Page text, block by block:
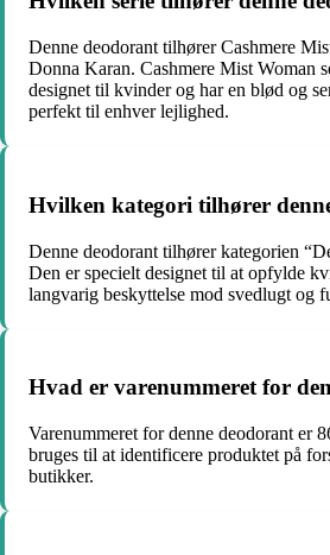
Denne deodorant tilhører Cashmere
Donna Karan. Cashmere Mist Woman
designet til kvinder og har en blød og
perfekt til enhver lejlighed.
Hvilken kategori tilhører
Denne deodorant tilhører kategorien
Den er specielt designet til at opfylde
langvarig beskyttelse mod svedlugt og
Hvad er varenummeret for
Varenummeret for denne deodorant er
bruges til at identificere produktet på
butikker.